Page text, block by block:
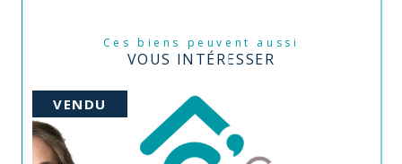
Ces biens peuvent aussi
VOUS INTÉRESSER
VENDU